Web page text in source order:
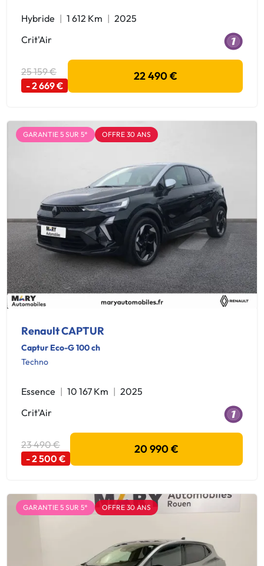
Hybride 1 612 Km
2025
Crit'Air
25 159 €
- 2 669 €
22 490 €
GARANTIE 5 SUR 5* OFFRE 30 ANS
Renault CAPTUR
Captur Eco-G 100 ch
Techno
Essence 10 167 Km
2025
Crit'Air
23 490 €
- 2 500 €
20 990 €
GARANTIE 5 SUR 5* OFFRE 30 ANS